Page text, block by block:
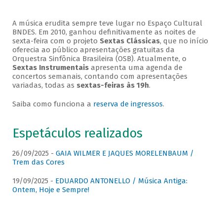
A música erudita sempre teve lugar no Espaço Cultural
BNDES. Em 2010, ganhou definitivamente as noites de
sexta-feira com o projeto Sextas Clássicas, que no início
oferecia ao público apresentações gratuitas da
Orquestra Sinfônica Brasileira (OSB). Atualmente, o
Sextas Instrumentaisapresenta uma agenda de
concertos semanais, contando com apresentações
variadas, todas as sextas-feiras às 19h.
Saiba como funciona a reserva de ingressos.
Espetáculos realizados
26/09/2025 - GAIA WILMER E JAQUES MORELENBAUM /
Trem das Cores
19/09/2025 - EDUARDO ANTONELLO / Música Antiga:
Ontem, Hoje e Sempre!